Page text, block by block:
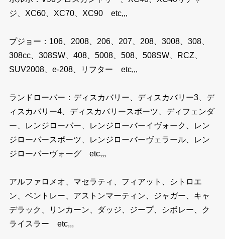
ジ、XC60、XC70、XC90 etc,,,
プジョー：106、2008、206、207、208、3008、308、
308cc、308SW、408、5008、508、508SW、RCZ、
SUV2008、e-208、リフター etc,,,
ランドローバー：ディスカバリー、ディスカバリー3、デ
ィスカバリー4、ディスカバリースポーツ、ディフェンダ
ー、レンジローバー、レンジローバーイヴォーク、レン
ジローバースポーツ、レンジローバーヴェラール、レン
ジローバーヴォーグ etc,,,
アルファロメオ、マセラティ、フィアット、シトロエ
ン、ベントレー、アストンマーティン、ジャガー、キャ
デラック、リンカーン、ダッジ、ジープ、シボレー、ク
ライスラー etc,,,